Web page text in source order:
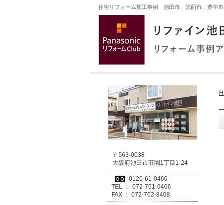
住宅リフォーム施工事例 池田市、箕面市、豊中
〒563-0038
大阪府池田市荘園1丁目1-24
0120-61-0466
TEL ：
072-761-0466
FAX ： 072-762-8408